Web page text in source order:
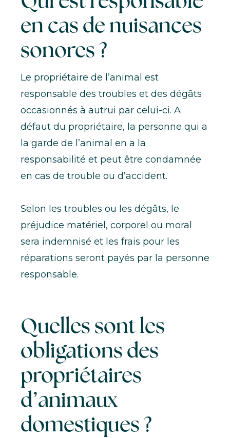
en cas de nuisances
sonores ?
Le propriétaire de l’animal est
responsable des troubles et des dégâts
occasionnés à autrui par celui-ci. A
défaut du propriétaire, la personne qui a
la garde de l’animal en a la
responsabilité et peut être condamnée
en cas de trouble ou d’accident.
Selon les troubles ou les dégâts, le
préjudice matériel, corporel ou moral
sera indemnisé et les frais pour les
réparations seront payés par la personne
responsable.
Quelles sont les
obligations des
propriétaires
d’animaux
domestiques ?